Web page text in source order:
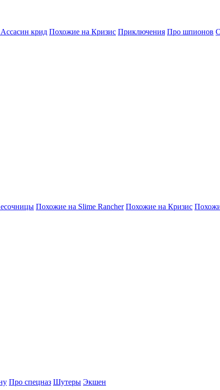
крид Похожие на Кризис Приключения Про шпионов
Похожие на Slime Rancher Похожие на Кризис
Про спецназ Шутеры Экшен